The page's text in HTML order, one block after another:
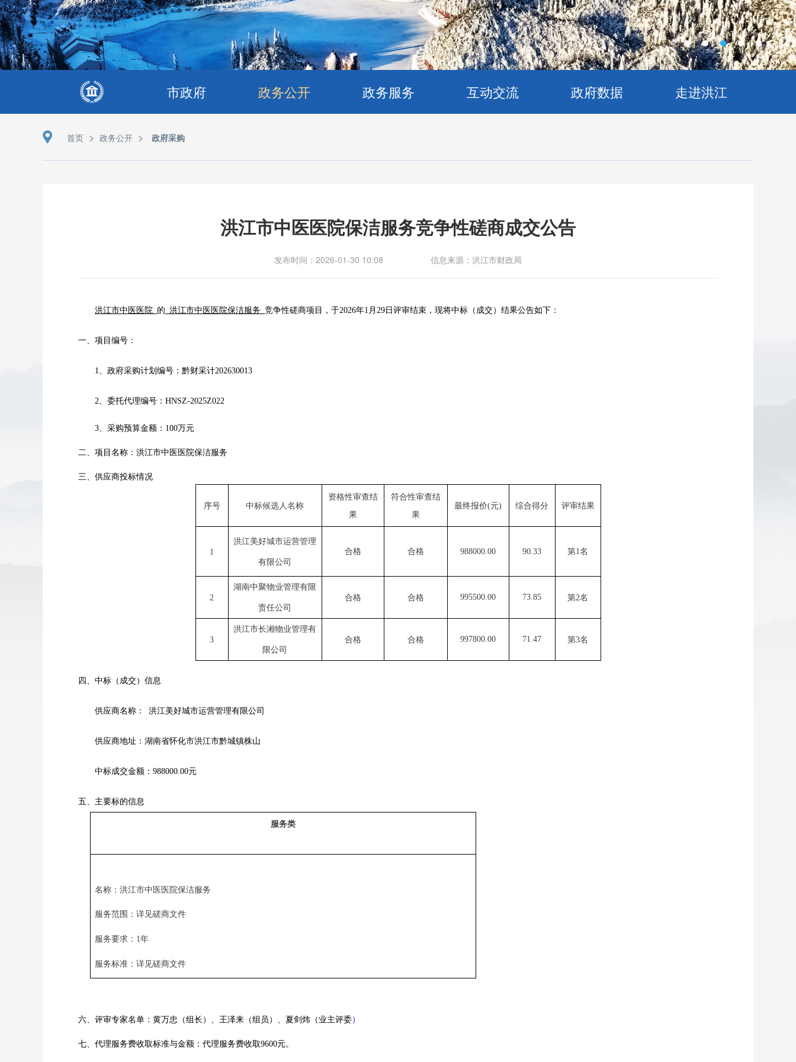
市政府 政务公开 政务服务 互动交流 政府数据 走进洪江
首页 > 政务公开 > 政府采购
洪江市中医医院保洁服务竞争性磋商成交公告
发布时间：2026-01-30 10:08 信息来源：洪江市财政局
洪江市中医医院 的 洪江市中医医院保洁服务 竞争性磋商项目 ，于2026年1 月 29 日评审结束，现将中标（成交）结果公告如下：
一、项目编号：
1、 政府采购计划编号： 黔财采计202630013
2、 委托代理编号： HNSZ-2025Z022
3、 采购预算金额 ： 100万元
二、项目名称： 洪江市中医医院保洁服务
三、供应商投标情况
序号 中标候选人名称
资格性审查结
果
符合性审查结
果
最终报价(元) 综合得分 评审结果
1
洪江美好城市运营管理
有限公司
合格 合格 988000.00 90.33 第1名
2
湖南中聚物业管理有限
责任公司
合格 合格 995500.00 73.85 第2名
3
洪江市长湘物业管理有
限公司
合格 合格 997800.00 71.47 第3名
四、中标（成交）信息
供应商名称： 洪江美好城市运营管理有限公司
供应商地址：湖南省怀化市洪江市黔城镇株山
中标成交金额： 988000.00元
五、主要标的信息
服务类
名称： 洪江市中医医院保洁服务
服务范围：详见磋商文件
服务要求： 1年
服务标准：详见磋商文件
六、评审专家名单：黄万忠（组长）、王泽来（组员）、夏剑炜（业主评委）
七、代理服务费收取标准与金额：代理服务费收取9600元。